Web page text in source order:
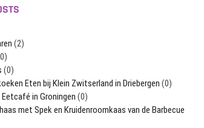
(2)
(0)
Eten bij Klein Zwitserland in Driebergen (0)
in Groningen (0)
met Spek en Kruidenroomkaas van de Barbecue